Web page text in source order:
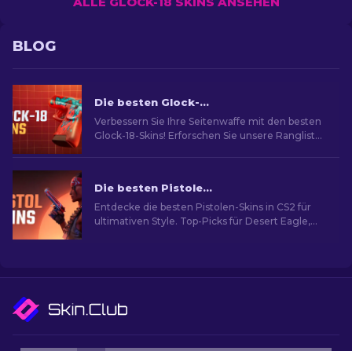
BLOG
Die besten Glock-18-Skins in CS2: Vollständige Liste [2026]
Verbessern Sie Ihre Seitenwaffe mit den besten
Glock-18-Skins! Erforschen Sie unsere Rangliste,
Die besten Pistolen-Skins in CS2 [2026]
Entdecke die besten Pistolen-Skins in CS2 für
ultimativen Style. Top-Picks für Desert Eagle,